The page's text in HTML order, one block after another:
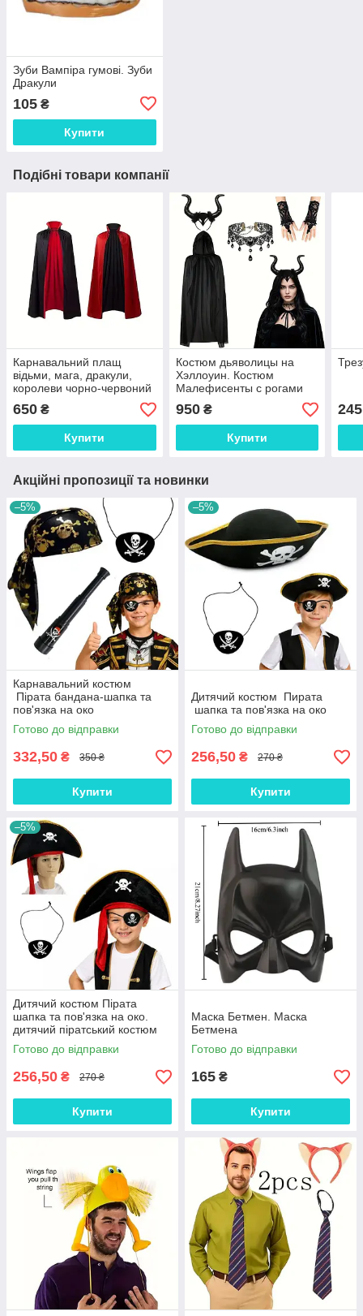
Зуби Вампіра гумові. Зуби
Дракули
105 ₴
Купити
Подібні товари компанії
Карнавальний плащ
відьми, мага, дракули,
королеви чорно-червоний
650 ₴
Купити
Костюм дьяволицы на
Хэллоуин. Костюм
Малефисенты с рогами
950₴
Купити
245
Акційні пропозиції та новинки
–5%
Карнавальний костюм
Пірата бандана-шапка та
пов'язка на око
Готово до відправки
332,50 ₴ 350 ₴
Купити
–5%
Дитячий костюм Пирата
шапка та пов'язка на око
Готово до відправки
256,50 ₴ 270 ₴
Купити
–5%
Дитячий костюм Пірата
шапка та пов'язка на око.
дитячий піратський костюм
Готово до відправки
256,50 ₴ 270 ₴
Купити
Маска Бетмен. Маска
Бетмена
Готово до відправки
165 ₴
Купити